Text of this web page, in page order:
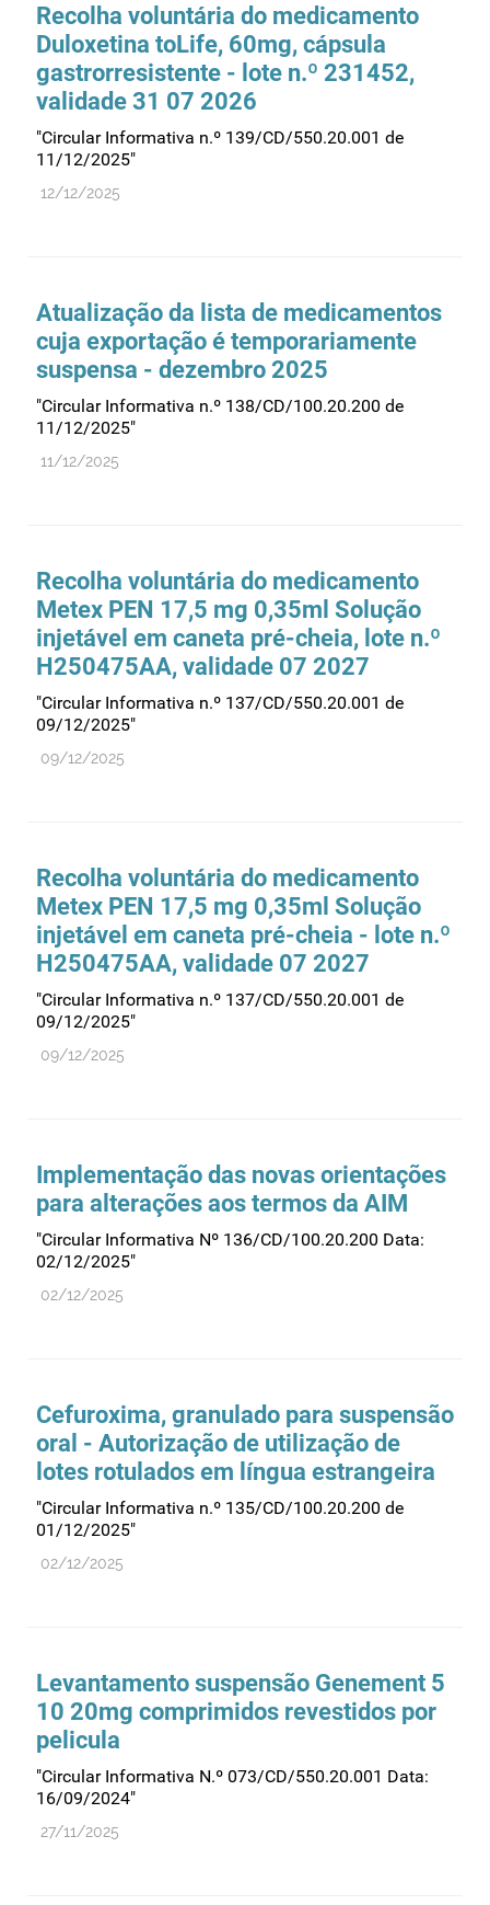
Gestão financeira e patrimonial
Hemoderivados
Importação
Informação estatística
Licenciamentos
Locais de venda
Manutenção no mercado
Medicamentos de uso humano
Medicamentos genéricos
Nanotecnologia
Planeamento
Plantas medicinais
Prescrição
Preços
Produtos de saúde
Qualidade e normalização
Reações adversas
Recursos humanos
Registo
Regulamentação
Relações internacionais
Tecnologias da saúde
Vigilância de cosméticos
Vigilância de dispositivos médicos
Recolha voluntária do medicamento
Duloxetina toLife, 60mg, cápsula
gastrorresistente - lote n.º 231452,
validade 31 07 2026
"Circular Informativa n.º 139/CD/550.20.001 de
11/12/2025"
12/12/2025
Atualização da lista de medicamentos
cuja exportação é temporariamente
suspensa - dezembro 2025
"Circular Informativa n.º 138/CD/100.20.200 de
11/12/2025"
11/12/2025
Recolha voluntária do medicamento
Metex PEN 17,5 mg 0,35ml Solução
injetável em caneta pré-cheia, lote n.º
H250475AA, validade 07 2027
"Circular Informativa n.º 137/CD/550.20.001 de
09/12/2025"
09/12/2025
Recolha voluntária do medicamento
Metex PEN 17,5 mg 0,35ml Solução
injetável em caneta pré-cheia - lote n.º
H250475AA, validade 07 2027
"Circular Informativa n.º 137/CD/550.20.001 de
09/12/2025"
09/12/2025
Implementação das novas orientações
para alterações aos termos da AIM
"Circular Informativa Nº 136/CD/100.20.200 Data:
02/12/2025"
02/12/2025
Cefuroxima, granulado para suspensão
oral - Autorização de utilização de
lotes rotulados em língua estrangeira
"Circular Informativa n.º 135/CD/100.20.200 de
01/12/2025"
02/12/2025
Levantamento suspensão Genement 5
10 20mg comprimidos revestidos por
pelicula
"Circular Informativa N.º 073/CD/550.20.001 Data:
16/09/2024"
27/11/2025